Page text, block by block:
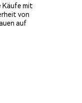
Käufe mit
von
auf